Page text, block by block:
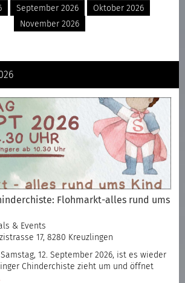
September 2026
Oktober 2026
November 2026
Flohmarkt-alles rund ums
& Events
17, 8280 Kreuzlingen
12. September 2026, ist es wieder
Chinderchiste zieht um und öffnet